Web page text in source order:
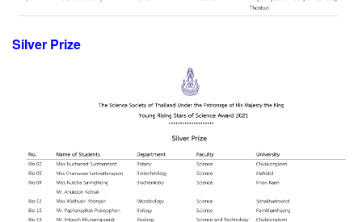
Silver Prize